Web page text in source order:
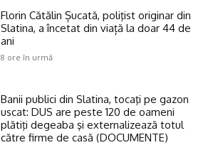
Florin Cătălin Șucată, poliţist originar din
Slatina, a încetat din viață la doar 44 de
ani
8 ore în urmă
Banii publici din Slatina, tocaţi pe gazon
uscat: DUS are peste 120 de oameni
plătiţi degeaba şi externalizează totul
către firme de casă (DOCUMENTE)